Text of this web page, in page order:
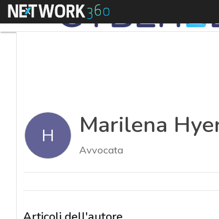
Menu
H Marilena
Avvocata